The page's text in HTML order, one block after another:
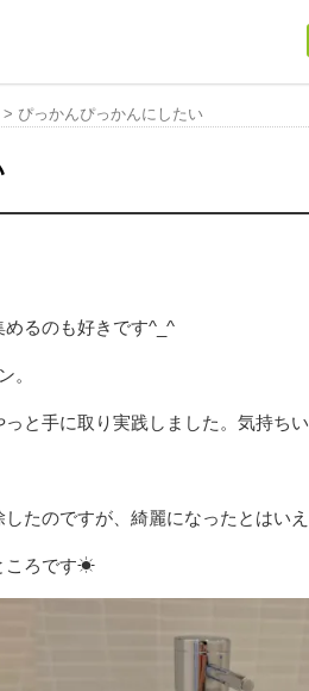
> ぴっかんぴっかんにしたい
るのも好きです^_^
。
と手に取り実践しました。気持ち
たのですが、綺麗になったとはい
ころです☀︎